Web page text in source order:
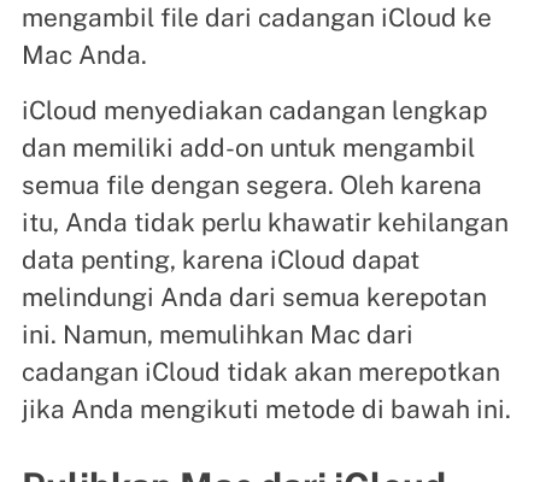
mengambil file dari cadangan iCloud ke
Mac Anda.
iCloud menyediakan cadangan lengkap
dan memiliki add-on untuk mengambil
semua file dengan segera. Oleh karena
itu, Anda tidak perlu khawatir kehilangan
data penting, karena iCloud dapat
melindungi Anda dari semua kerepotan
ini. Namun, memulihkan Mac dari
cadangan iCloud tidak akan merepotkan
jika Anda mengikuti metode di bawah ini.